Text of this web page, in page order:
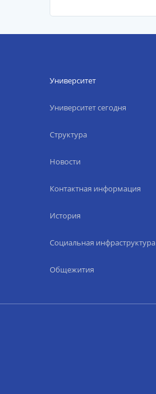
Университет
Университет сегодня
Структура
Новости
Контактная информация
История
Социальная инфраструктура
Общежития